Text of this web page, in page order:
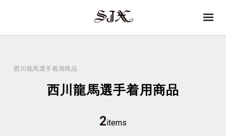
OFFICIAL op
西川龍馬選手着用商品
西川龍馬選手着用商品
2items